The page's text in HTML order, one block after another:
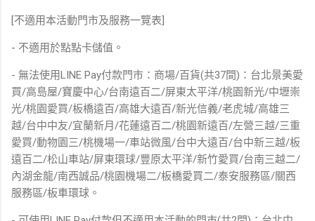
[不適用本活動門市及服務一覽表]
- 不適用於點點卡儲值。
- 無法使用LINE Pay付款門市：商場/百貨(共37間)：台北景美愛
買/高島屋/寶慶中心/台南遠百二/屏東太平洋/桃園新光/中壢崇
光/桃園愛買/板橋遠百/高雄大遠百/新光信義/老虎城/高雄三
越/台中中友/宜蘭新月/花蓮遠百二/桃園新遠百/左營三越/三重
愛買/動物園三/桃機場一/車站微風/台中大遠百/台中新三越/板
遠百二/松山車站/屏東環球/豐原太平洋/新竹愛買/台南三越二/
內湖金龍/南西誠品/桃園機場二/板橋愛買二/泰安服務區/關西
服務區/板車環球。